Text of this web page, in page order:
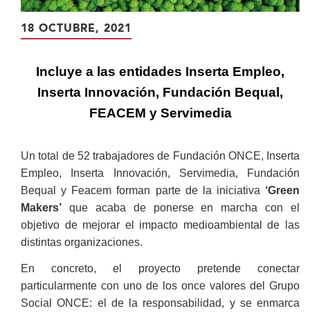
18 OCTUBRE, 2021
Incluye a las entidades Inserta Empleo,
Inserta Innovación, Fundación Bequal,
FEACEM y Servimedia
Un total de 52 trabajadores de Fundación ONCE, Inserta
Empleo, Inserta Innovación, Servimedia, Fundación
Bequal y Feacem forman parte de la iniciativa ‘Green
Makers’ que acaba de ponerse en marcha con el
objetivo de mejorar el impacto medioambiental de las
distintas organizaciones.
En concreto, el proyecto pretende conectar
particularmente con uno de los once valores del Grupo
Social ONCE: el de la responsabilidad, y se enmarca